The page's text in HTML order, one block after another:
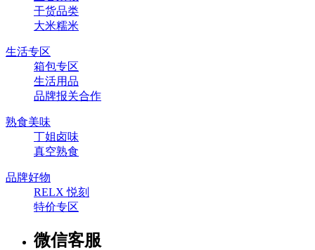
干货品类
大米糯米
生活专区
箱包专区
生活用品
品牌报关合作
熟食美味
丁姐卤味
真空熟食
品牌好物
RELX 悦刻
特价专区
微信客服